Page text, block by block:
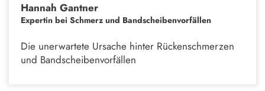
Hannah Gantner
Expertin bei Schmerz und Bandscheibenvorfällen
Die unerwartete Ursache hinter Rückenschmerzen
und Bandscheibenvorfällen